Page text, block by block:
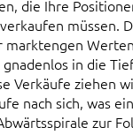
die Ihre
müssen.
marktengen
in die
Verkäufe ziehen
nach sich, was
zur